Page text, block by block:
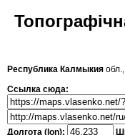
Республика Калмыкия обл.,
Ссылка сюда:
Долгота (lon):